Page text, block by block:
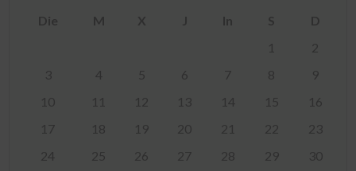
Die
M X J In S
D
1
2
3
4 5 6 7 8
9
10
11 12 13 14 15
16
17
18 19 20 21 22
23
24
25 26 27 28 29
30